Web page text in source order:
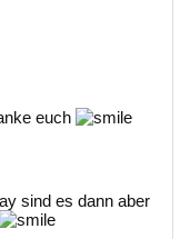
euch
sind es dann aber